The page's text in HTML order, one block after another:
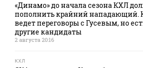
«Динамо» до начала сезона КХЛ
пополнить крайний нападающий.
ведет переговоры с Гусевым, но
другие кандидаты
2 августа 20:16
КХЛ